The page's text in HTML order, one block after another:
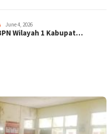
June 4, 2026
Wilayah 1 Kabupat…